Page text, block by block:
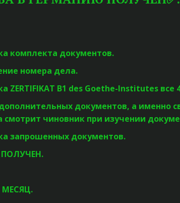
комплекта документов.
номера дела.
ZERTIFIKAT B1 des Goethe-Institutes все
дополнительных документов, а именно
смотрит чиновник при изучении
запрошенных документов.
ПОЛУЧЕН.
МЕСЯЦ.